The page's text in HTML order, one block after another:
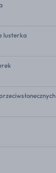
lusterka